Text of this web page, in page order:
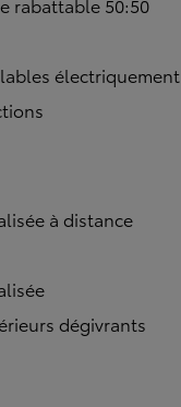
électriquement
à distance
dégivrants